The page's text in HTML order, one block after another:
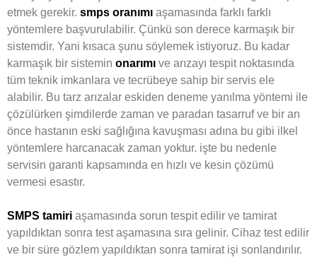
etmek gerekir. smps oranımı aşamasında farklı farklı
yöntemlere başvurulabilir. Çünkü son derece karmaşık bir
sistemdir. Yani kısaca şunu söylemek istiyoruz. Bu kadar
karmaşık bir sistemin onarımı ve arızayı tespit noktasında
tüm teknik imkanlara ve tecrübeye sahip bir servis ele
alabilir. Bu tarz arızalar eskiden deneme yanılma yöntemi ile
çözülürken şimdilerde zaman ve paradan tasarruf ve bir an
önce hastanın eski sağlığına kavuşması adına bu gibi ilkel
yöntemlere harcanacak zaman yoktur. işte bu nedenle
servisin garanti kapsamında en hızlı ve kesin çözümü
vermesi esastır.
SMPS tamiri aşamasında sorun tespit edilir ve tamirat
yapıldıktan sonra test aşamasına sıra gelinir. Cihaz test edilir
ve bir süre gözlem yapıldıktan sonra tamirat işi sonlandırılır.